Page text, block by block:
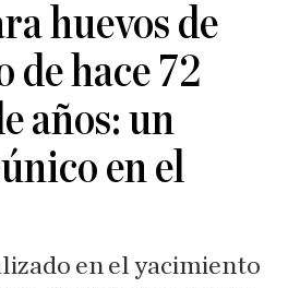
huevos de
de hace 72
años: un
en el
en el yacimiento